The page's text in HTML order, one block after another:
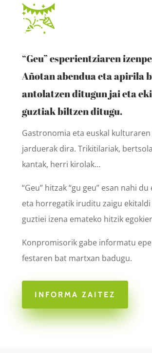
“Geu” esperientziaren
Añotan abendua eta apirila
antolatzen ditugun jai eta
guztiak biltzen ditugu.
Gastronomia eta euskal
jarduerak dira. Trikitilariak,
kantak, herri kirolak…
“Geu” hitzak “gu geu” esan nahi du
eta horregatik iruditu zaigu
guztiei izena emateko hitzik
Konpromisorik gabe informatu
festaren bat martxan badugu.
INFORMA ZAITEZ